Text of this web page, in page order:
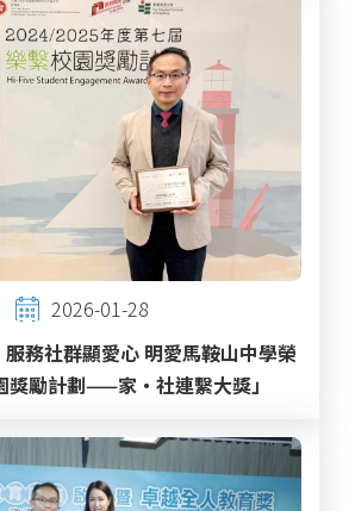
2026-01-28
務社群顯愛心 明愛馬鞍山中學榮
獎勵計劃——家‧社連繫大獎」